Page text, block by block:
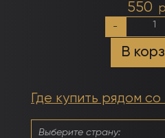
550
Количество
молочно-
15мл
-
В
Где купить рядом со